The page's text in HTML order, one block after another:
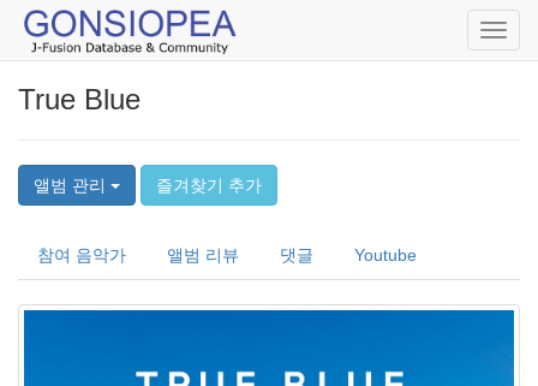
True Blue
앨범 관리 즐겨찾기 추가
참여 음악가 앨범 리뷰 댓글 Youtube